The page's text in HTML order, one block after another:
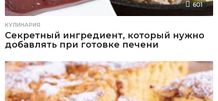
601
КУЛИНАРИЯ
Секретный ингредиент, который нужно
добавлять при готовке печени